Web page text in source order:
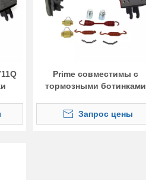
Prime совместимы с
тормозными ботинками
Запрос цены